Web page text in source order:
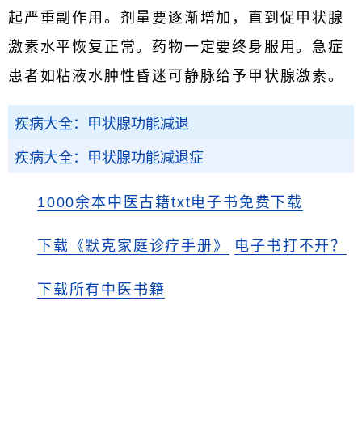
起严重副作用。剂量要逐渐增加，直到促甲状腺
激素水平恢复正常。药物一定要终身服用。急症
患者如粘液水肿性昏迷可静脉给予甲状腺激素。
疾病大全：甲状腺功能减退
疾病大全：甲状腺功能减退症
1000余本中医古籍txt电子书免费下载
下载《默克家庭诊疗手册》 电子书打不开？
下载所有中医书籍